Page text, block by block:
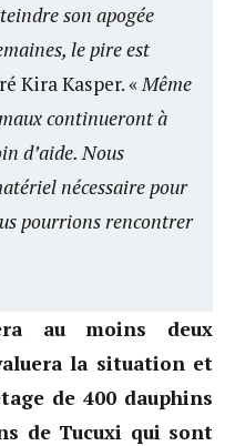
son apogée
le pire est
Kira Kasper. «Même
continueront à
d’aide. Nous
nécessaire pour
pourrions rencontrer
au moins deux
la situation et
de 400 dauphins
de Tucuxi qui sont